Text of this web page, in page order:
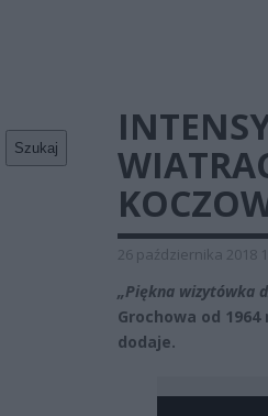
Szukaj
26 października 2018
„Piękna wizytówka
Grochowa od 1964
dodaje.